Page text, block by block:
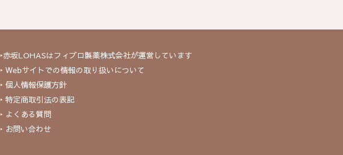
‣赤坂LOHASはフィブロ製薬株式会社が運営しています
‣ Webサイトでの情報の取り扱いについて
‣ 個人情報保護方針
‣ 特定商取引法の表記
‣ よくある質問
‣ お問い合わせ